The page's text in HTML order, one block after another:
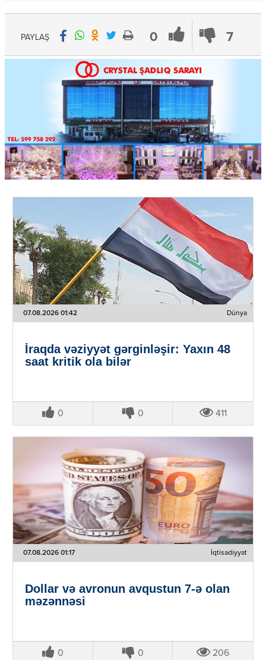
0 7
PAYLAŞ
07.08.2026 01:42 Dünya
İraqda vəziyyət gərginləşir: Yaxın 48
saat kritik ola bilər
0 0 411
07.08.2026 01:17 İqtisadiyyat
Dollar və avronun avqustun 7-ə olan
məzənnəsi
0 0 206